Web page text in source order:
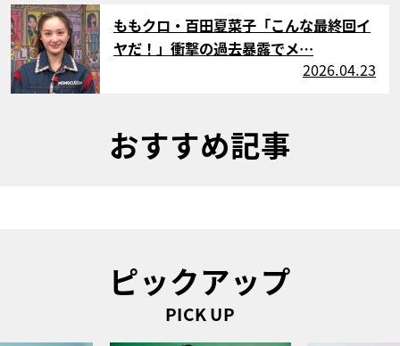
サムネイル
ももクロ・百田夏菜子「こんな最終回イ
ヤだ！」衝撃の過去暴露でメ…
2026.04.23
おすすめ記事
ピックアップ
PICK UP